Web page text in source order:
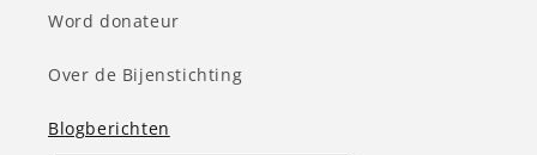
Word donateur
Over de Bijenstichting
Blogberichten